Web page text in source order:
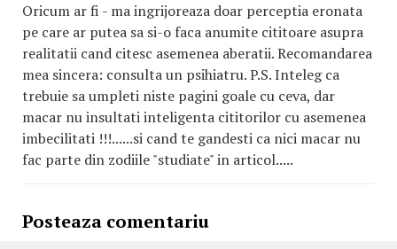
Oricum ar fi - ma ingrijoreaza doar perceptia eronata
pe care ar putea sa si-o faca anumite cititoare asupra
realitatii cand citesc asemenea aberatii. Recomandarea
mea sincera: consulta un psihiatru. P.S. Inteleg ca
trebuie sa umpleti niste pagini goale cu ceva, dar
macar nu insultati inteligenta cititorilor cu asemenea
imbecilitati !!!......si cand te gandesti ca nici macar nu
fac parte din zodiile "studiate" in articol.....
Posteaza comentariu